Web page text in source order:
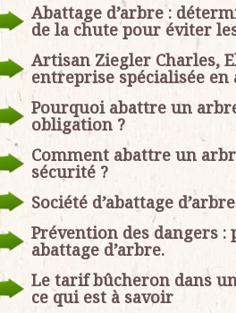
Abattage d’arbre :
de la chute pour éviter
Artisan Ziegler Charles,
entreprise spécialisée en
Pourquoi abattre un
obligation ?
Comment abattre un
sécurité ?
Société d’abattage d’arbre
Prévention des dangers :
abattage d’arbre.
Le tarif bûcheron dans
ce qui est à savoir